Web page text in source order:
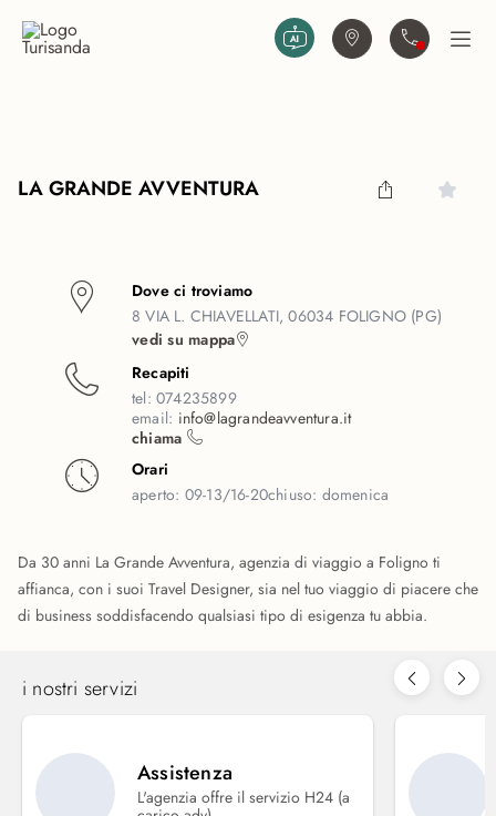
Trova agenziaContattaciApri
LA GRANDE AVVENTURA
Dove ci troviamo
8 VIA L. CHIAVELLATI, 06034 FOLIGNO (PG)
vedi su mappa
Recapiti
tel:074235899
email: info@lagrandeavventura.it
chiama
Orari
aperto: 09-13/16-20chiuso: domenica
Da 30 anni La Grande Avventura, agenzia di viaggio a Foligno ti
affianca, con i suoi Travel Designer, sia nel tuo viaggio di piacere che
di business soddisfacendo qualsiasi tipo di esigenza tu abbia.
i nostri servizi
Assistenza
L'agenzia offre il servizio H24 (a